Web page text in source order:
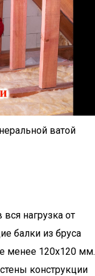
ватой
нагрузка от
балки из бруса
менее 120х120 мм.
конструкции